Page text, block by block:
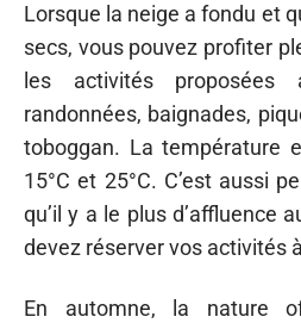
Lorsque la neige a fondu et
secs, vous pouvez profiter
les activités
randonnées, baignades,
toboggan. La température
15°C et 25°C. C’est aussi
qu’il y a le plus d’affluence
devez réserver vos activités
En automne, la nature